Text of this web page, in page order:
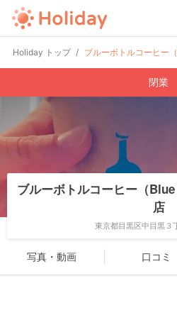
Holiday トップ ブルーボトルコーヒー
閉業
ブルーボトルコーヒー（
店
東京都目黒区中目黒３
写真・動画 口コミ